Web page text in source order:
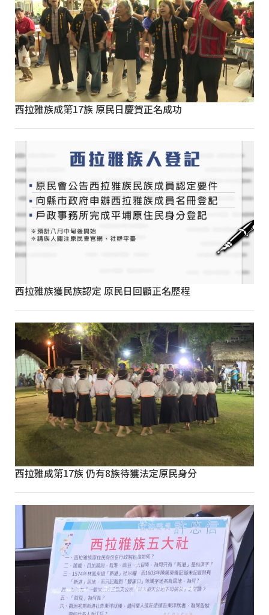
西拉雅族成第17族 原民日慶賀正名成功
西拉雅族獲民族認定 原民日回顧正名歷程
西拉雅成第17族 仍有8族待獲法定原民身分